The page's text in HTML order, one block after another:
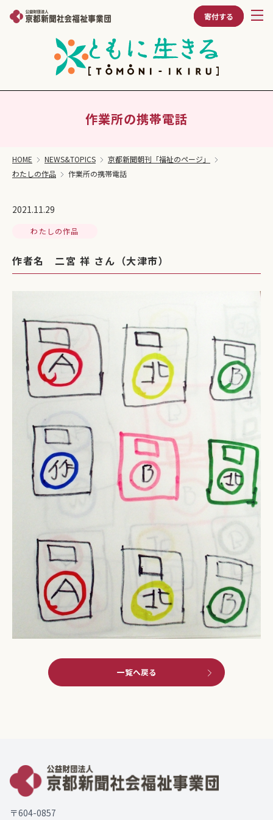
寄付する
作業所の携帯電話
HOME NEWS&TOPICS
京都新聞朝刊「福祉のページ」
わたしの作品
作業所の携帯電話
2021.11.29
わたしの作品
作者名 二宮 祥 さん（大津市）
一覧へ戻る
〒604-0857